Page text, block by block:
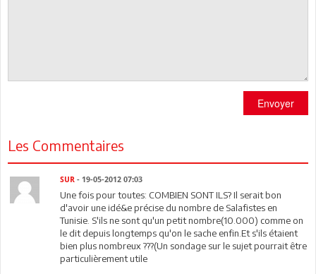
Envoyer
Les Commentaires
SUR - 19-05-2012 07:03
Une fois pour toutes: COMBIEN SONT ILS? Il serait bon
d'avoir une idé&e précise du nombre de Salafistes en
Tunisie. S'ils ne sont qu'un petit nombre(10.000) comme on
le dit depuis longtemps qu'on le sache enfin.Et s'ils étaient
bien plus nombreux ???(Un sondage sur le sujet pourrait être
particulièrement utile